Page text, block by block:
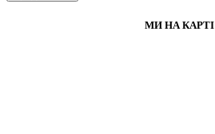
МИ НА КАРТІ